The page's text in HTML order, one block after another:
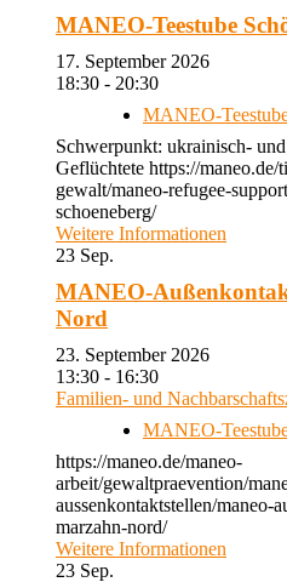
MANEO-Teestube
17. September 2026
18:30 - 20:30
MANEO-
Schwerpunkt: ukrainisch-
Geflüchtete https://
gewalt/maneo-refugee-
schoeneberg/
Weitere Informationen
23 Sep.
MANEO-
Nord
23. September 2026
13:30 - 16:30
Familien- und
MANEO-
https://maneo.de/maneo-
arbeit/gewaltpraevention/
aussenkontaktstellen/maneo-
marzahn-nord/
Weitere Informationen
23 Sep.